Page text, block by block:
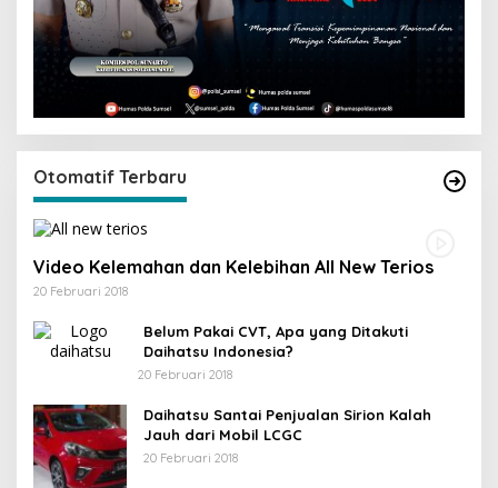
Otomatif Terbaru
Video Kelemahan dan Kelebihan All New Terios
20 Februari 2018
Belum Pakai CVT, Apa yang Ditakuti
Daihatsu Indonesia?
20 Februari 2018
Daihatsu Santai Penjualan Sirion Kalah
Jauh dari Mobil LCGC
20 Februari 2018